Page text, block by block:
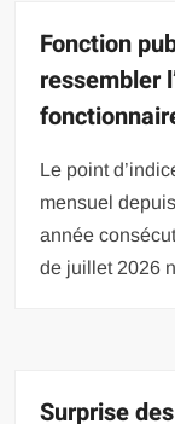
Fonction
ressembler
Le point
mensuel
année
de juillet 2026
Surprise